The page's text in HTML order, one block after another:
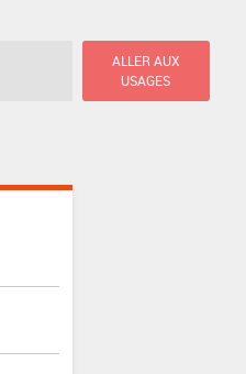
ALLER AUX
USAGES